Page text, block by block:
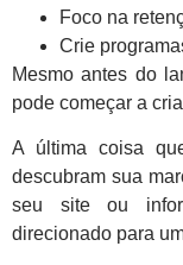
Foco na
Crie
Mesmo antes do
pode começar a
A última coisa
descubram sua
seu site ou
direcionado para